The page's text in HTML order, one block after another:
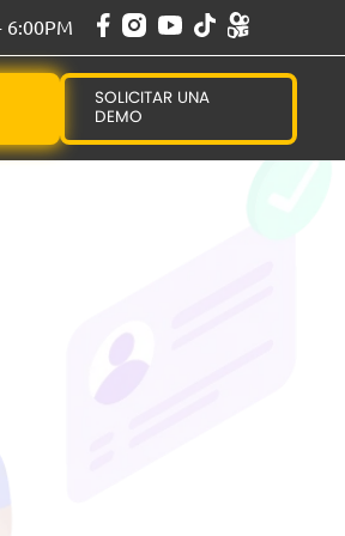
6:00PM
SOLICITAR UNA
DEMO